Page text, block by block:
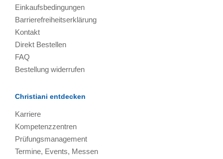
Einkaufsbedingungen
Barrierefreiheitserklärung
Kontakt
Direkt Bestellen
FAQ
Bestellung widerrufen
Christiani entdecken
Karriere
Kompetenzzentren
Prüfungsmanagement
Termine, Events, Messen